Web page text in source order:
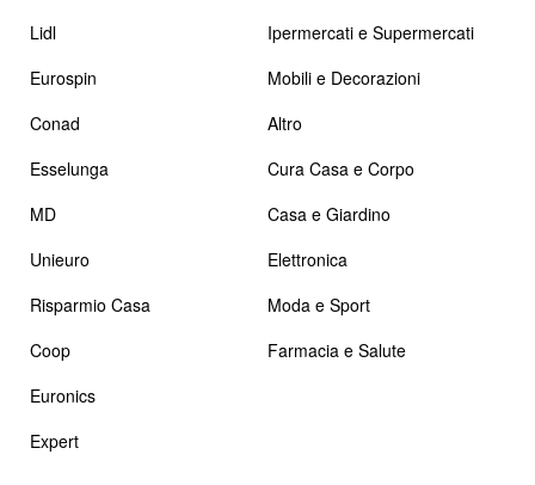
Lidl
Eurospin
Conad
Esselunga
MD
Unieuro
Risparmio Casa
Coop
Euronics
Expert
Ipermercati e Supermercati
Mobili e Decorazioni
Altro
Cura Casa e Corpo
Casa e Giardino
Elettronica
Moda e Sport
Farmacia e Salute